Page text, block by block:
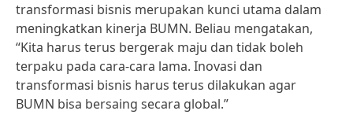
transformasi bisnis merupakan kunci utama dalam
meningkatkan kinerja BUMN. Beliau mengatakan,
“Kita harus terus bergerak maju dan tidak boleh
terpaku pada cara-cara lama. Inovasi dan
transformasi bisnis harus terus dilakukan agar
BUMN bisa bersaing secara global.”